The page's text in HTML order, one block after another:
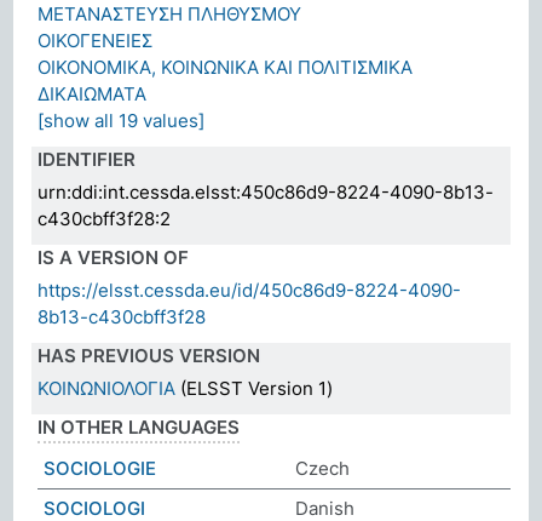
ΜΕΤΑΝΑΣΤΕΥΣΗ ΠΛΗΘΥΣΜΟΥ
ΟΙΚΟΓΕΝΕΙΕΣ
ΟΙΚΟΝΟΜΙΚΑ, ΚΟΙΝΩΝΙΚΑ ΚΑΙ ΠΟΛΙΤΙΣΜΙΚΑ
ΔΙΚΑΙΩΜΑΤΑ
[show all 19 values]
IDENTIFIER
urn:ddi:int.cessda.elsst:450c86d9-8224-4090-8b13-
c430cbff3f28:2
IS A VERSION OF
https://elsst.cessda.eu/id/450c86d9-8224-4090-
8b13-c430cbff3f28
HAS PREVIOUS VERSION
ΚΟΙΝΩΝΙΟΛΟΓΙΑ (ELSST Version 1)
IN OTHER LANGUAGES
SOCIOLOGIE
Czech
SOCIOLOGI
Danish